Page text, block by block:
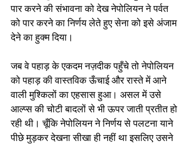
पार करने की संभावना को देख नेपोलियन ने पर्वत
को पार करने का निर्णय लेते हुए सेना को इसे अंजाम
देने का हुक्म दिया।
जब वे पहाड़ के एकदम नज़दीक पहुँचे तो नेपोलियन
को पहाड़ की वास्तविक ऊँचाई और रास्ते में आने
वाली मुश्किलों का एहसास हुआ। असल में उसे
आल्प्स की चोटी बादलों से भी ऊपर जाती प्रतीत हो
रही थी। चूँकि नेपोलियन ने निर्णय से पलटना याने
पीछे मुड़कर देखना सीखा ही नहीं था इसलिए उसने